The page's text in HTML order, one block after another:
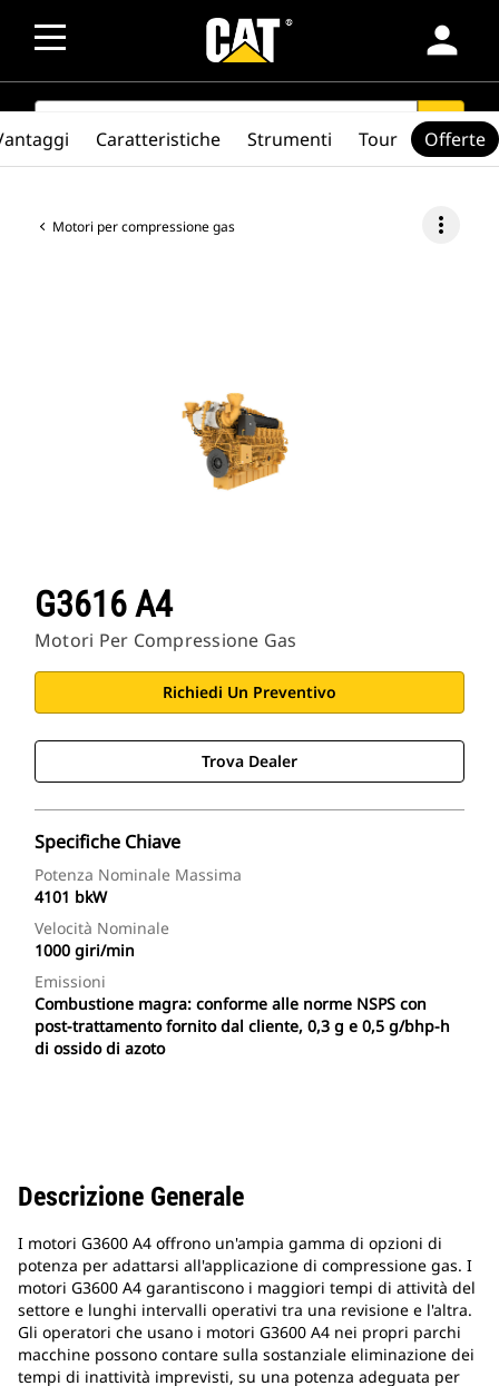
person
SEARCH search
Motori per compressione gas more_vert
G3616 A4
Motori Per Compressione Gas
Richiedi Un Preventivo
Trova Dealer
Specifiche Chiave
Potenza Nominale Massima
4101 bkW
Velocità Nominale
1000 giri/min
Emissioni
Combustione magra: conforme alle norme NSPS con
post-trattamento fornito dal cliente, 0,3 g e 0,5 g/bhp-h
di ossido di azoto
Caratteristiche Strumenti Tour Offerte
Descrizione Generale
I motori G3600 A4 offrono un'ampia gamma di opzioni di
potenza per adattarsi all'applicazione di compressione gas. I
motori G3600 A4 garantiscono i maggiori tempi di attività del
settore e lunghi intervalli operativi tra una revisione e l'altra.
Gli operatori che usano i motori G3600 A4 nei propri parchi
macchine possono contare sulla sostanziale eliminazione dei
tempi di inattività imprevisti, su una potenza adeguata per